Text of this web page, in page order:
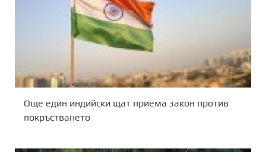
Още един индийски щат приема закон против
покръстването